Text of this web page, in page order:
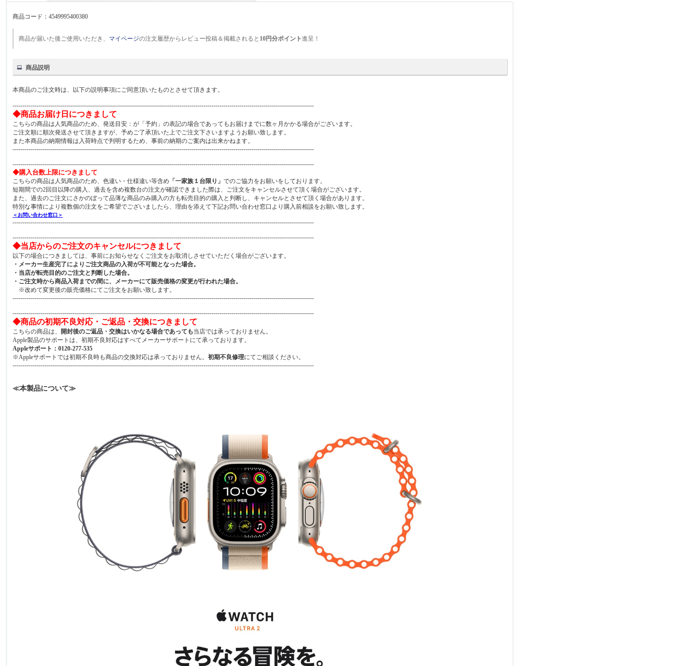
商品コード：4549995400380
商品が届いた後ご使用いただき、 マイページの注文履歴からレビュー投稿＆掲載されると 10円分ポイント進呈！
商品説明
本商品のご注文時は、以下の説明事項にご同意頂いたものとさせて頂きます。
------------------------------------------------------------------------------------------------------------------------------------------------------
◆商品お届け日につきまして
こちらの商品は人気商品のため、発送目安：が「予約」の表記の場合であってもお届けまでに数ヶ月かかる場合がございます。
ご注文順に順次発送させて頂きますが、予めご了承頂いた上でご注文下さいますようお願い致します。
また本商品の納期情報は入荷時点で判明するため、事前の納期のご案内は出来かねます。
------------------------------------------------------------------------------------------------------------------------------------------------------
------------------------------------------------------------------------------------------------------------------------------------------------------
◆購入台数上限につきまして
こちらの商品は人気商品のため、色違い・仕様違い等含め 「一家族１台限り」でのご協力をお願いをしております。
短期間での2回目以降の購入、過去を含め複数台の注文が確認できました際は、ご注文をキャンセルさせて頂く場合がございます。
また、過去のご注文にさかのぼって品薄な商品のみ購入の方も転売目的の購入と判断し、キャンセルとさせて頂く場合があります。
特別な事情により複数個の注文をご希望でございましたら、理由を添えて下記お問い合わせ窓口より購入前相談をお願い致します。
＜お問い合わせ窓口＞
------------------------------------------------------------------------------------------------------------------------------------------------------
------------------------------------------------------------------------------------------------------------------------------------------------------
◆当店からのご注文のキャンセルにつきまして
以下の場合につきましては、事前にお知らせなくご注文をお取消しさせていただく場合がございます。
・メーカー生産完了によりご注文商品の入荷が不可能となった場合。
・当店が転売目的のご注文と判断した場合。
・ご注文時から商品入荷までの間に、メーカーにて販売価格の変更が行われた場合。
※改めて変更後の販売価格にてご注文をお願い致します。
------------------------------------------------------------------------------------------------------------------------------------------------------
------------------------------------------------------------------------------------------------------------------------------------------------------
◆商品の初期不良対応・ご返品・交換につきまして
こちらの商品は、 開封後のご返品・交換はいかなる場合であっても当店では承っておりません。
Apple製品のサポートは、初期不良対応はすべてメーカーサポートにて承っております。
Appleサポート：0120-277-535
※Appleサポートでは初期不良時も商品の交換対応は承っておりません。初期不良修理にてご相談ください。
------------------------------------------------------------------------------------------------------------------------------------------------------
≪本製品について≫